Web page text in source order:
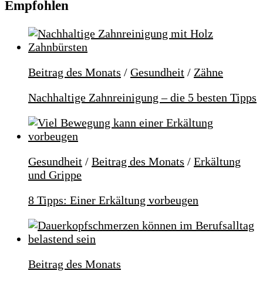
Empfohlen
Beitrag des Monats / Gesundheit / Zähne
Nachhaltige Zahnreinigung – die 5 besten Tipps
Gesundheit / Beitrag des Monats / Erkältung
und Grippe
8 Tipps: Einer Erkältung vorbeugen
Beitrag des Monats